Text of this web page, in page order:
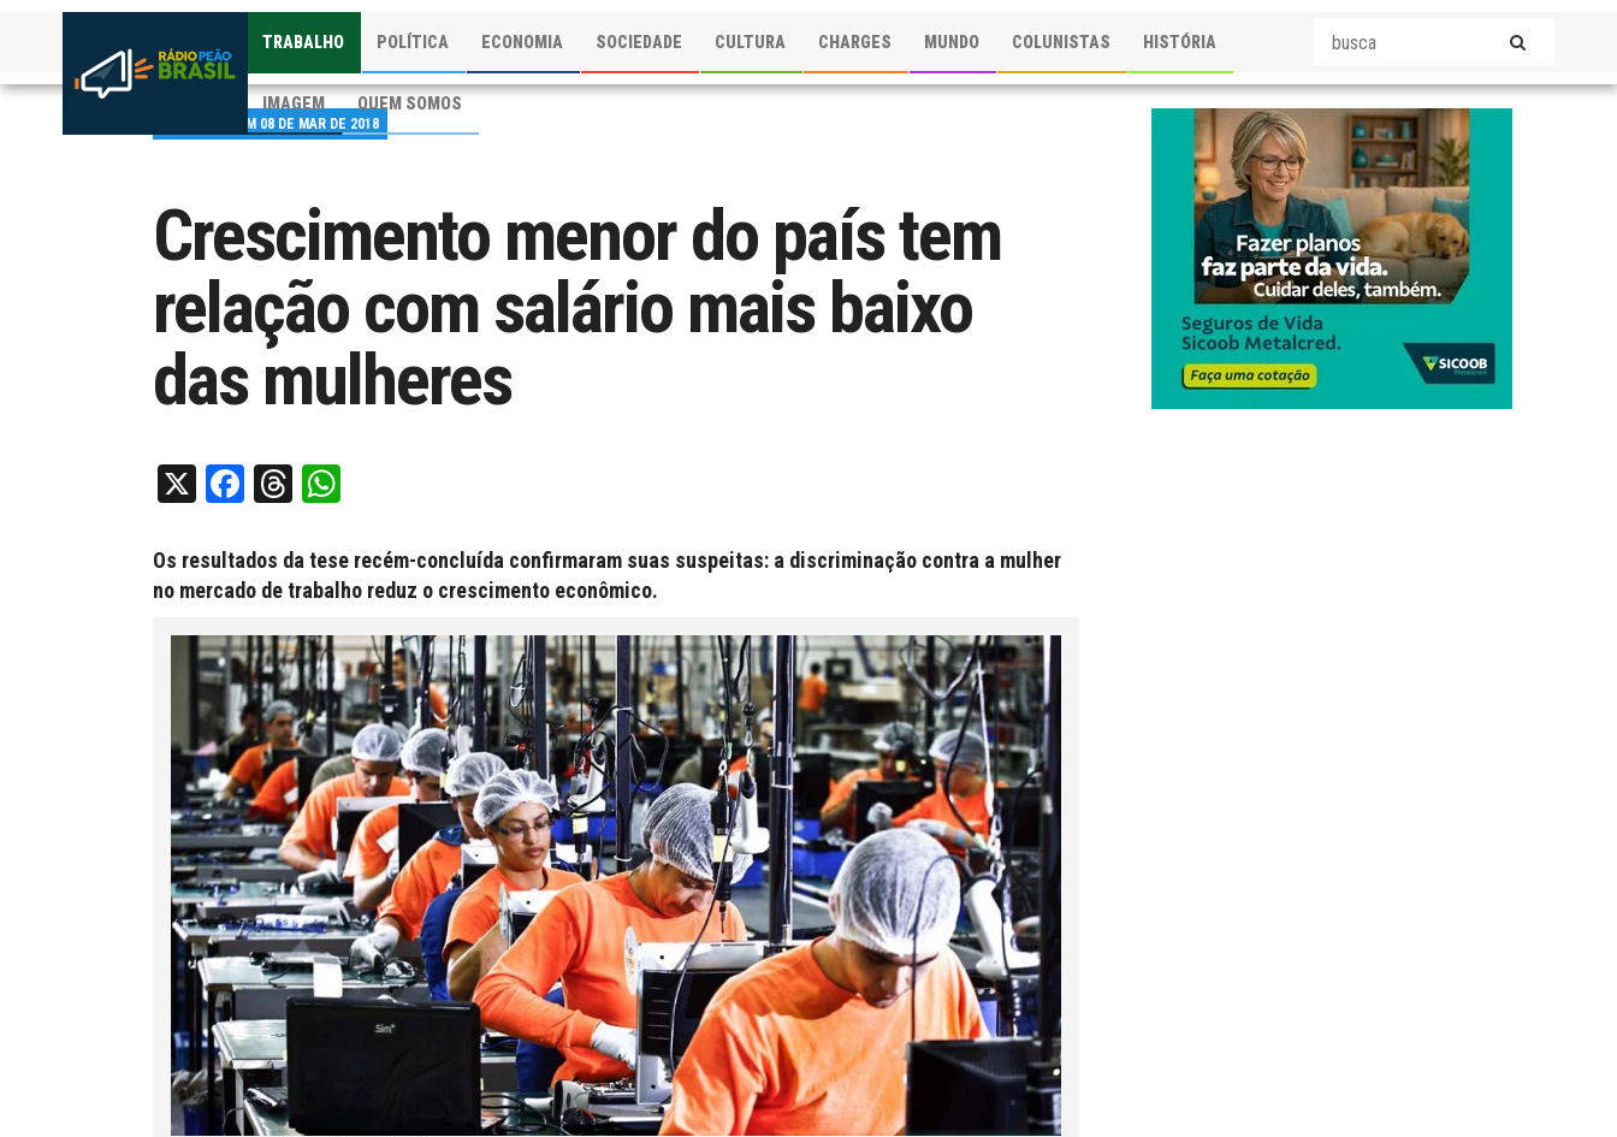
TRABALHO POLÍTICA ECONOMIA SOCIEDADE CULTURA CHARGES MUNDO COLUNISTAS HISTÓRIA
IMAGEM QUEM SOMOS
PUBLICADO EM 08 DE MAR DE 2018
Crescimento menor do país tem
relação com salário mais baixo
das mulheres
X Facebook
Threads
Os resultados da tese recém-concluída confirmaram suas suspeitas: a discriminação contra a mulher
no mercado de trabalho reduz o crescimento econômico.